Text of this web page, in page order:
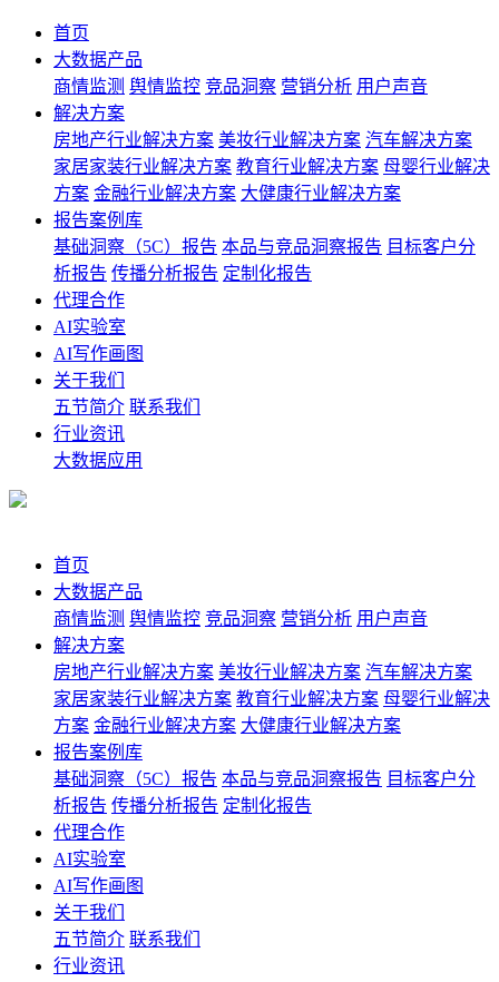
首页
大数据产品
商情监测 舆情监控 竞品洞察 营销分析 用户声音
解决方案
房地产行业解决方案 美妆行业解决方案 汽车解决方案
家居家装行业解决方案 教育行业解决方案 母婴行业解决
方案 金融行业解决方案 大健康行业解决方案
报告案例库
基础洞察（5C）报告 本品与竞品洞察报告 目标客户分
析报告 传播分析报告 定制化报告
代理合作
AI实验室
AI写作画图
关于我们
五节简介 联系我们
行业资讯
大数据应用
首页
大数据产品
商情监测 舆情监控 竞品洞察 营销分析 用户声音
解决方案
房地产行业解决方案 美妆行业解决方案 汽车解决方案
家居家装行业解决方案 教育行业解决方案 母婴行业解决
方案 金融行业解决方案 大健康行业解决方案
报告案例库
基础洞察（5C）报告 本品与竞品洞察报告 目标客户分
析报告 传播分析报告 定制化报告
代理合作
AI实验室
AI写作画图
关于我们
五节简介 联系我们
行业资讯